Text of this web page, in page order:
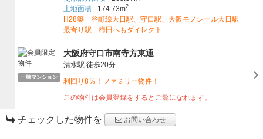
土地面積 174.73m2
H28築 谷町線大日駅、守口駅、大阪モノレール大日駅
最寄り駅 梅田へもダイレクト
一棟マンション
大阪府守口市南寺方東通
清水駅 徒歩20分
利回り8％！ファミリー物件！
この物件は会員登録をするとご覧になれます。
チェックした物件を お問い合わせ